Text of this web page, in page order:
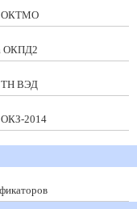
ОКТМО
ОКПД2
ТН ВЭД
ОКЗ-2014